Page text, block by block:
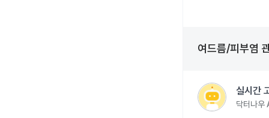
여드름/피부염
실시간
닥터나우